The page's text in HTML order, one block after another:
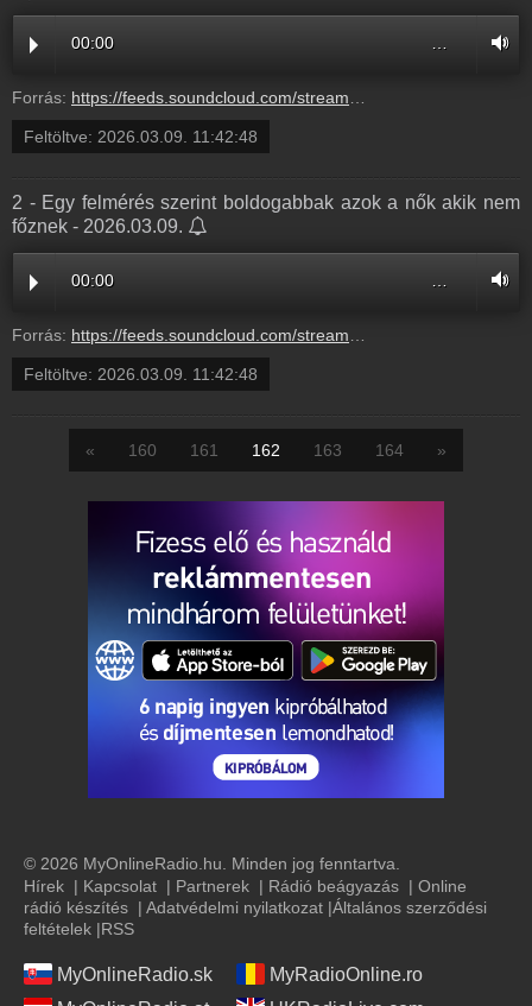
00:00 …
Forrás: https://feeds.soundcloud.com/stream/2280138791-radio1hungary-3-a-benzin-es-a-gazolaj-ara-sokkal-magasabb-lesz-a-hetvegen-a-kornyezo-orszagokban-is-komoly-aremelkedes-tapasztalhato-3.mp3
Feltöltve: 2026.03.09. 11:42:48
2 - Egy felmérés szerint boldogabbak azok a nők akik nem
főznek - 2026.03.09.
00:00
Forrás: https://feeds.soundcloud.com/stream/2280138797-radio1hungary-2-egy-felmeres-szerint-boldogabbak-azok-a-nok-akik-nem-foznek-2.mp3
Feltöltve: 2026.03.09. 11:42:48
« 160 161 162 163 164 »
© 2026 MyOnlineRadio.hu. Minden jog fenntartva.
Hírek | Kapcsolat | Partnerek | Rádió beágyazás | Online
rádió készítés | Adatvédelmi nyilatkozat |Általános szerződési
feltételek |RSS
MyOnlineRadio.sk
MyRadioOnline.ro